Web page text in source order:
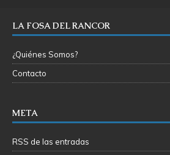
LA FOSA DEL RANCOR
¿Quiénes Somos?
Contacto
META
RSS de las entradas